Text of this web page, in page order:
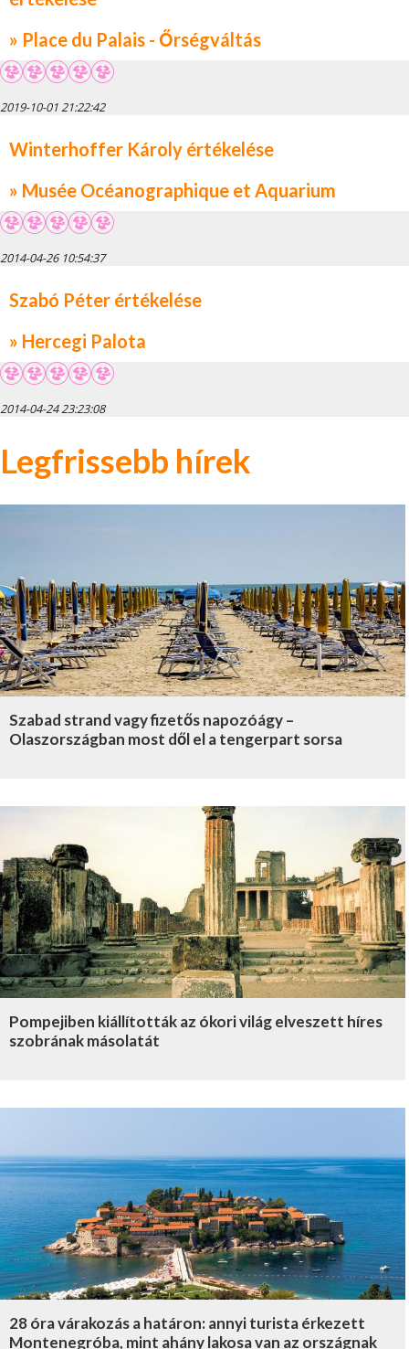
» Place du Palais - Őrségváltás
2019-10-01 21:22:42
Winterhoffer Károly értékelése
» Musée Océanographique et Aquarium
2014-04-26 10:54:37
Szabó Péter értékelése
» Hercegi Palota
2014-04-24 23:23:08
Legfrissebb hírek
Szabad strand vagy fizetős napozóágy –
Olaszországban most dől el a tengerpart sorsa
Pompejiben kiállították az ókori világ elveszett híres
szobrának másolatát
28 óra várakozás a határon: annyi turista érkezett
Montenegróba, mint ahány lakosa van az országnak